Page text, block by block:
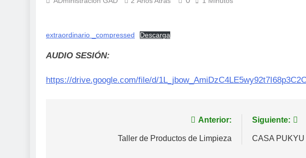
extraordinario _compressed Descarga
AUDIO SESIÓN:
https://drive.google.com/file/d/
Anterior:
Taller de Productos de Limpieza
Siguiente:
CASA PUKYU